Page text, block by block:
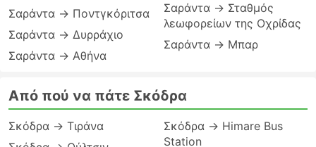
Σαράντα → Ποντγκόριτσα
Σαράντα → Δυρράχιο
Σαράντα → Αθήνα
Σαράντα → Σταθμός
λεωφορείων της Οχρίδας
Σαράντα → Μπαρ
Από πού να πάτε Σκόδρα
Σκόδρα → Τιράνα
Σκόδρα → Himare Bus
Station